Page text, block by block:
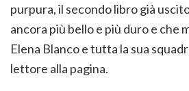
purpura, il secondo libro già
ancora più bello e più duro e che
Elena Blanco e tutta la sua
lettore alla pagina.